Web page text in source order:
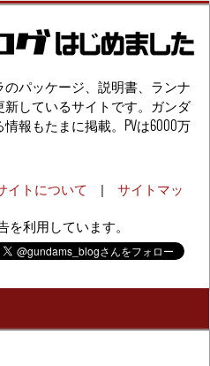
パッケージ、説明書、ランナ
しているサイトです。ガンダ
報もたまに掲載。PVは6000万
イトについて | サイトマッ
利用しています。